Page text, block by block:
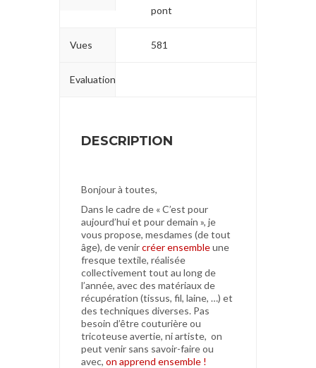
pont
Vues 581
Evaluation
DESCRIPTION
Bonjour à toutes,
Dans le cadre de « C’est pour
aujourd’hui et pour demain », je
vous propose, mesdames (de tout
âge), de venircréer ensembleune
fresque textile, réalisée
collectivement tout au long de
l’année, avec des matériaux de
récupération (tissus, fil, laine, …) et
des techniques diverses. Pas
besoin d’être couturière ou
tricoteuse avertie, ni artiste, on
peut venir sans savoir-faire ou
avec, on apprend ensemble !